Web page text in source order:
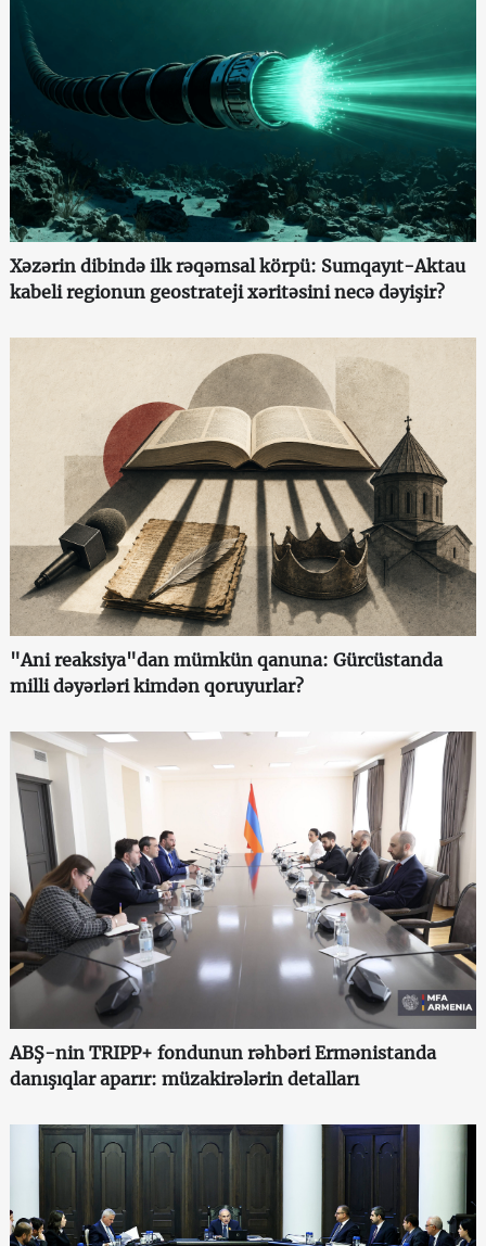
Xəzərin dibində ilk rəqəmsal körpü: Sumqayıt-Aktau
kabeli regionun geostrateji xəritəsini necə dəyişir?
"Ani reaksiya"dan mümkün qanuna: Gürcüstanda
milli dəyərləri kimdən qoruyurlar?
ABŞ-nin TRIPP+ fondunun rəhbəri Ermənistanda
danışıqlar aparır: müzakirələrin detalları